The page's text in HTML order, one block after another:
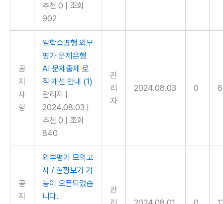
추천 0
조회
902
공
지
사
항
일학습병행 외부
평가 문제은행
AI 문제출제 로
직 개선 안내 (1)
관리자
2024.08.03
추천 0
조회
840
관
리
자
2024.08.03 0
공
지
외부평가 모의고
사 / 현황보기 기
능이 오픈되었습
니다.
관